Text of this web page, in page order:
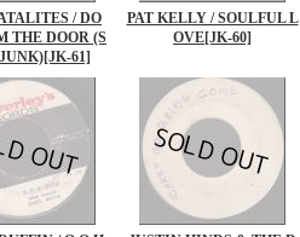
/ DO
THE DOOR (S
[JK-61]
PAT KELLY / SOULFUL L
OVE[JK-60]